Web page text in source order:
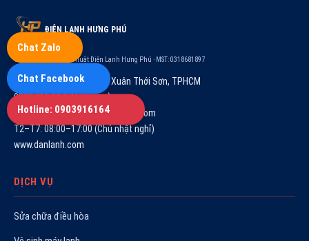
ĐIỆN LẠNH HƯNG PHÚ
Cty TNHH TM-DV Kỹ Thuật Điện Lạnh Hưng Phú · MST: 0318681897
84/4Z, Võ Thị Hồi, Ấp 38, Xuân Thới Sơn, TPHCM
0903.916.164 (Mr. Lương)
congtydienlanhhungphu@gmail.com
T2–T7: 08:00–17:00 (Chủ nhật nghỉ)
www.danlanh.com
DỊCH VỤ
Sửa chữa điều hòa
Chat Zalo
Chat Facebook
Hotline: 0903916164